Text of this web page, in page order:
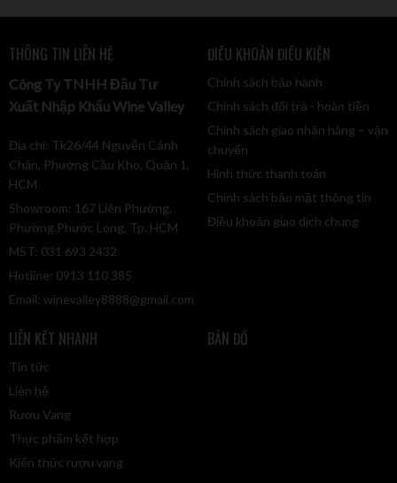
THÔNG TIN LIÊN HỆ
Công Ty TNHH Đầu Tư
Xuất Nhập Khẩu Wine Valley
Địa chỉ: Tk26/44 Nguyễn Cảnh
Chân, Phường Cầu Kho, Quận 1,
HCM
Showroom: 167 Liên Phường,
Phường Phước Long, Tp. HCM
MST: 031 693 2432
Hotline: 0913 110 385
Email: winevalley8888@gmail.com
ĐIỀU KHOẢN ĐIỀU KIỆN
Chính sách bảo hành
Chính sách đổi trả - hoàn tiền
Chính sách giao nhận hàng – vận
chuyển
Hình thức thanh toán
Chính sách bảo mật thông tin
Điều khoản giao dịch chung
LIÊN KẾT NHANH
Tin tức
Liên hệ
Rượu Vang
Thực phẩm kết hợp
Kiến thức rượu vang
BẢN ĐỒ